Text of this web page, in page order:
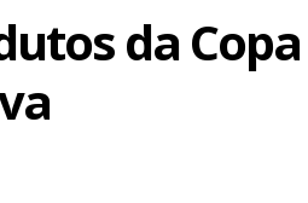
da Copa